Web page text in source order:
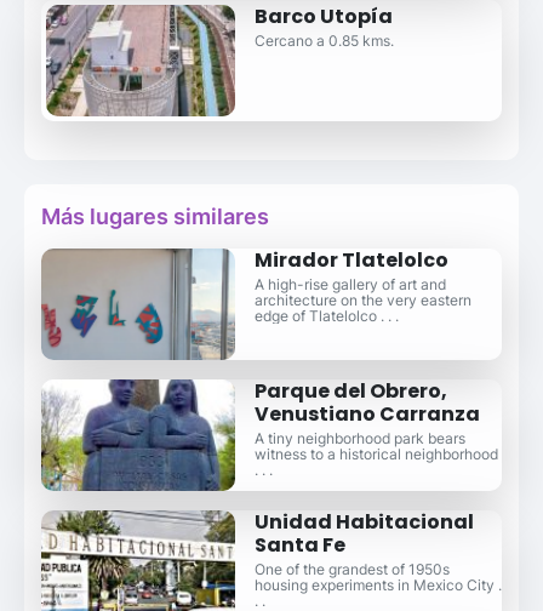
Barco Utopía
Cercano a 0.85 kms.
Más lugares similares
Mirador Tlatelolco
A high-rise gallery of art and
architecture on the very eastern
edge of Tlatelolco . . .
Parque del Obrero,
Venustiano Carranza
A tiny neighborhood park bears
witness to a historical neighborhood
. . .
Unidad Habitacional
Santa Fe
One of the grandest of 1950s
housing experiments in Mexico City .
. .